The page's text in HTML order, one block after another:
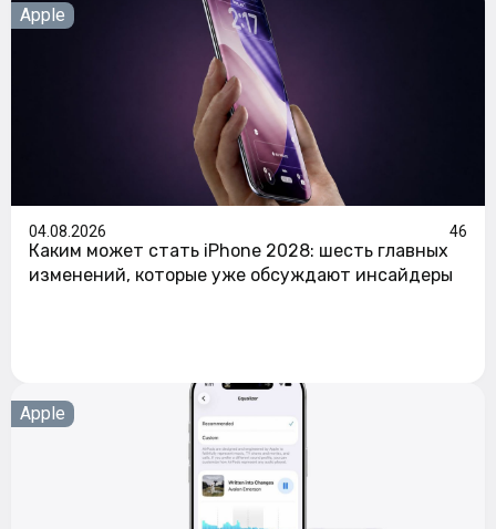
Apple
04.08.2026 46
Каким может стать iPhone 2028: шесть главных
изменений, которые уже обсуждают инсайдеры
Apple